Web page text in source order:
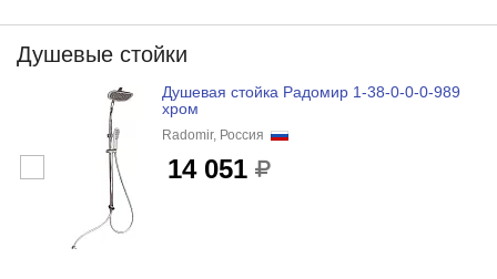
Душевые стойки
Душевая стойка Радомир 1-38-0-0-0-989
хром
Radomir, Россия
14 051